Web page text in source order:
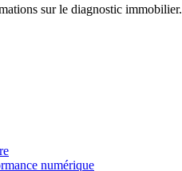
sur le diagnostic immobilier.
numérique